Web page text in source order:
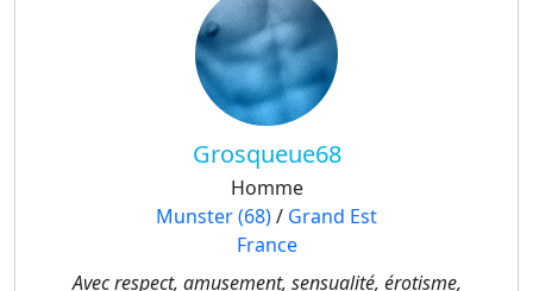
Grosqueue68
Homme
Munster (68)/ Grand Est
France
Avec respect, amusement, sensualité, érotisme,